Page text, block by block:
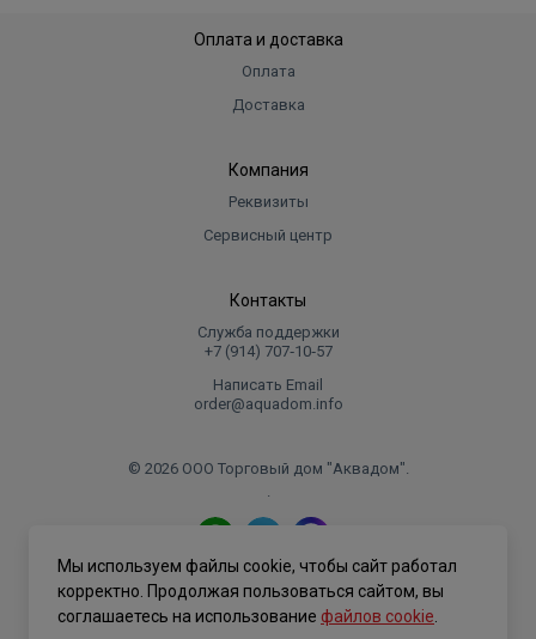
Оплата и доставка
Оплата
Доставка
Компания
Реквизиты
Сервисный центр
Контакты
Служба поддержки
+7 (914) 707‑10‑57
Написать Email
order@aquadom.info
© 2026 ООО Торговый дом "Аквадом".
.
Политика конфиденциальности
Мы используем файлы cookie, чтобы сайт работал
корректно. Продолжая пользоваться сайтом, вы
соглашаетесь на использование файлов cookie